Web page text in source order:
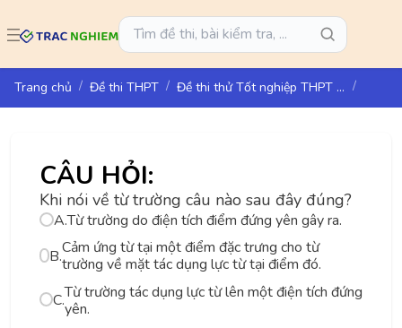
Trang chủ Đề thi THPT Đề thi thử Tốt nghiệp THPT năm 2025 môn Vật lí Sở GD&ĐT Hải Phòng
CÂU HỎI:
Khi nói về từ trường câu nào sau đây đúng?
A.Từ trường do điện tích điểm đứng yên gây ra.
B.Cảm ứng từ tại một điểm đặc trưng cho từ
trường về mặt tác dụng lực từ tại điểm đó.
C.Từ trường tác dụng lực từ lên một điện tích đứng
yên.